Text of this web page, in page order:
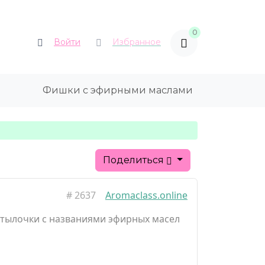
Войти Избранное
0
Фишки с эфирными маслами
Поделиться
# 2637
Aromaclass.online
с названиями эфирных масел